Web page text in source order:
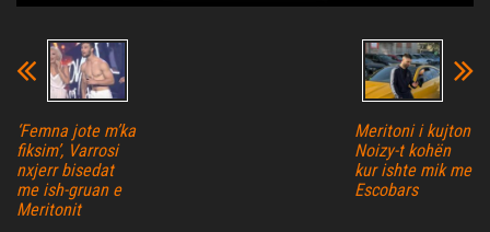
‘Femna jote m’ka
fiksim’, Varrosi
nxjerr bisedat
me ish-gruan e
Meritonit
Meritoni i kujton
Noizy-t kohën
kur ishte mik me
Escobars